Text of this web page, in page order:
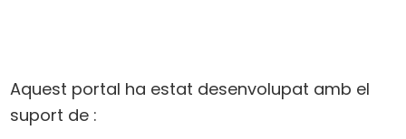
Aquest portal ha estat desenvolupat amb el
suport de :